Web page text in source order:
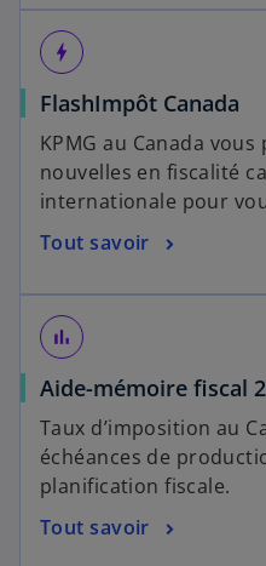
bolt
FlashImpôt Canada
KPMG au Canada
nouvelles en fiscalité
internationale pour
Tout savoir
bar_chart
Aide-mémoire fiscal
Taux d’imposition au
échéances de
planification fiscale.
Tout savoir